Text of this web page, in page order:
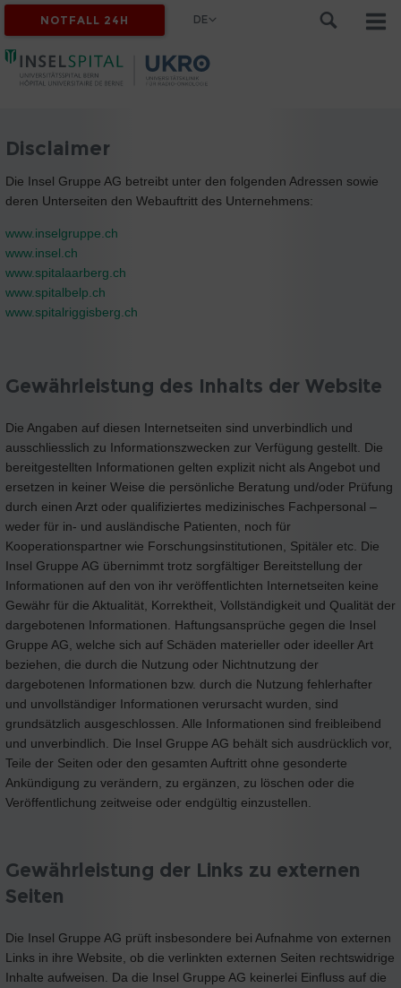
NOTFALL 24H DE
Disclaimer
Die Insel Gruppe AG betreibt unter den folgenden Adressen sowie
deren Unterseiten den Webauftritt des Unternehmens:
www.inselgruppe.ch
www.insel.ch
www.spitalaarberg.ch
www.spitalbelp.ch
www.spitalriggisberg.ch
Gewährleistung des Inhalts der Website
Die Angaben auf diesen Internetseiten sind unverbindlich und
ausschliesslich zu Informationszwecken zur Verfügung gestellt. Die
bereitgestellten Informationen gelten explizit nicht als Angebot und
ersetzen in keiner Weise die persönliche Beratung und/oder Prüfung
durch einen Arzt oder qualifiziertes medizinisches Fachpersonal –
weder für in- und ausländische Patienten, noch für
Kooperationspartner wie Forschungsinstitutionen, Spitäler etc. Die
Insel Gruppe AG übernimmt trotz sorgfältiger Bereitstellung der
Informationen auf den von ihr veröffentlichten Internetseiten keine
Gewähr für die Aktualität, Korrektheit, Vollständigkeit und Qualität der
dargebotenen Informationen. Haftungsansprüche gegen die Insel
Gruppe AG, welche sich auf Schäden materieller oder ideeller Art
beziehen, die durch die Nutzung oder Nichtnutzung der
dargebotenen Informationen bzw. durch die Nutzung fehlerhafter
und unvollständiger Informationen verursacht wurden, sind
grundsätzlich ausgeschlossen. Alle Informationen sind freibleibend
und unverbindlich. Die Insel Gruppe AG behält sich ausdrücklich vor,
Teile der Seiten oder den gesamten Auftritt ohne gesonderte
Ankündigung zu verändern, zu ergänzen, zu löschen oder die
Veröffentlichung zeitweise oder endgültig einzustellen.
Gewährleistung der Links zu externen
Seiten
Die Insel Gruppe AG prüft insbesondere bei Aufnahme von externen
Links in ihre Website, ob die verlinkten externen Seiten rechtswidrige
Inhalte aufweisen. Da die Insel Gruppe AG keinerlei Einfluss auf die